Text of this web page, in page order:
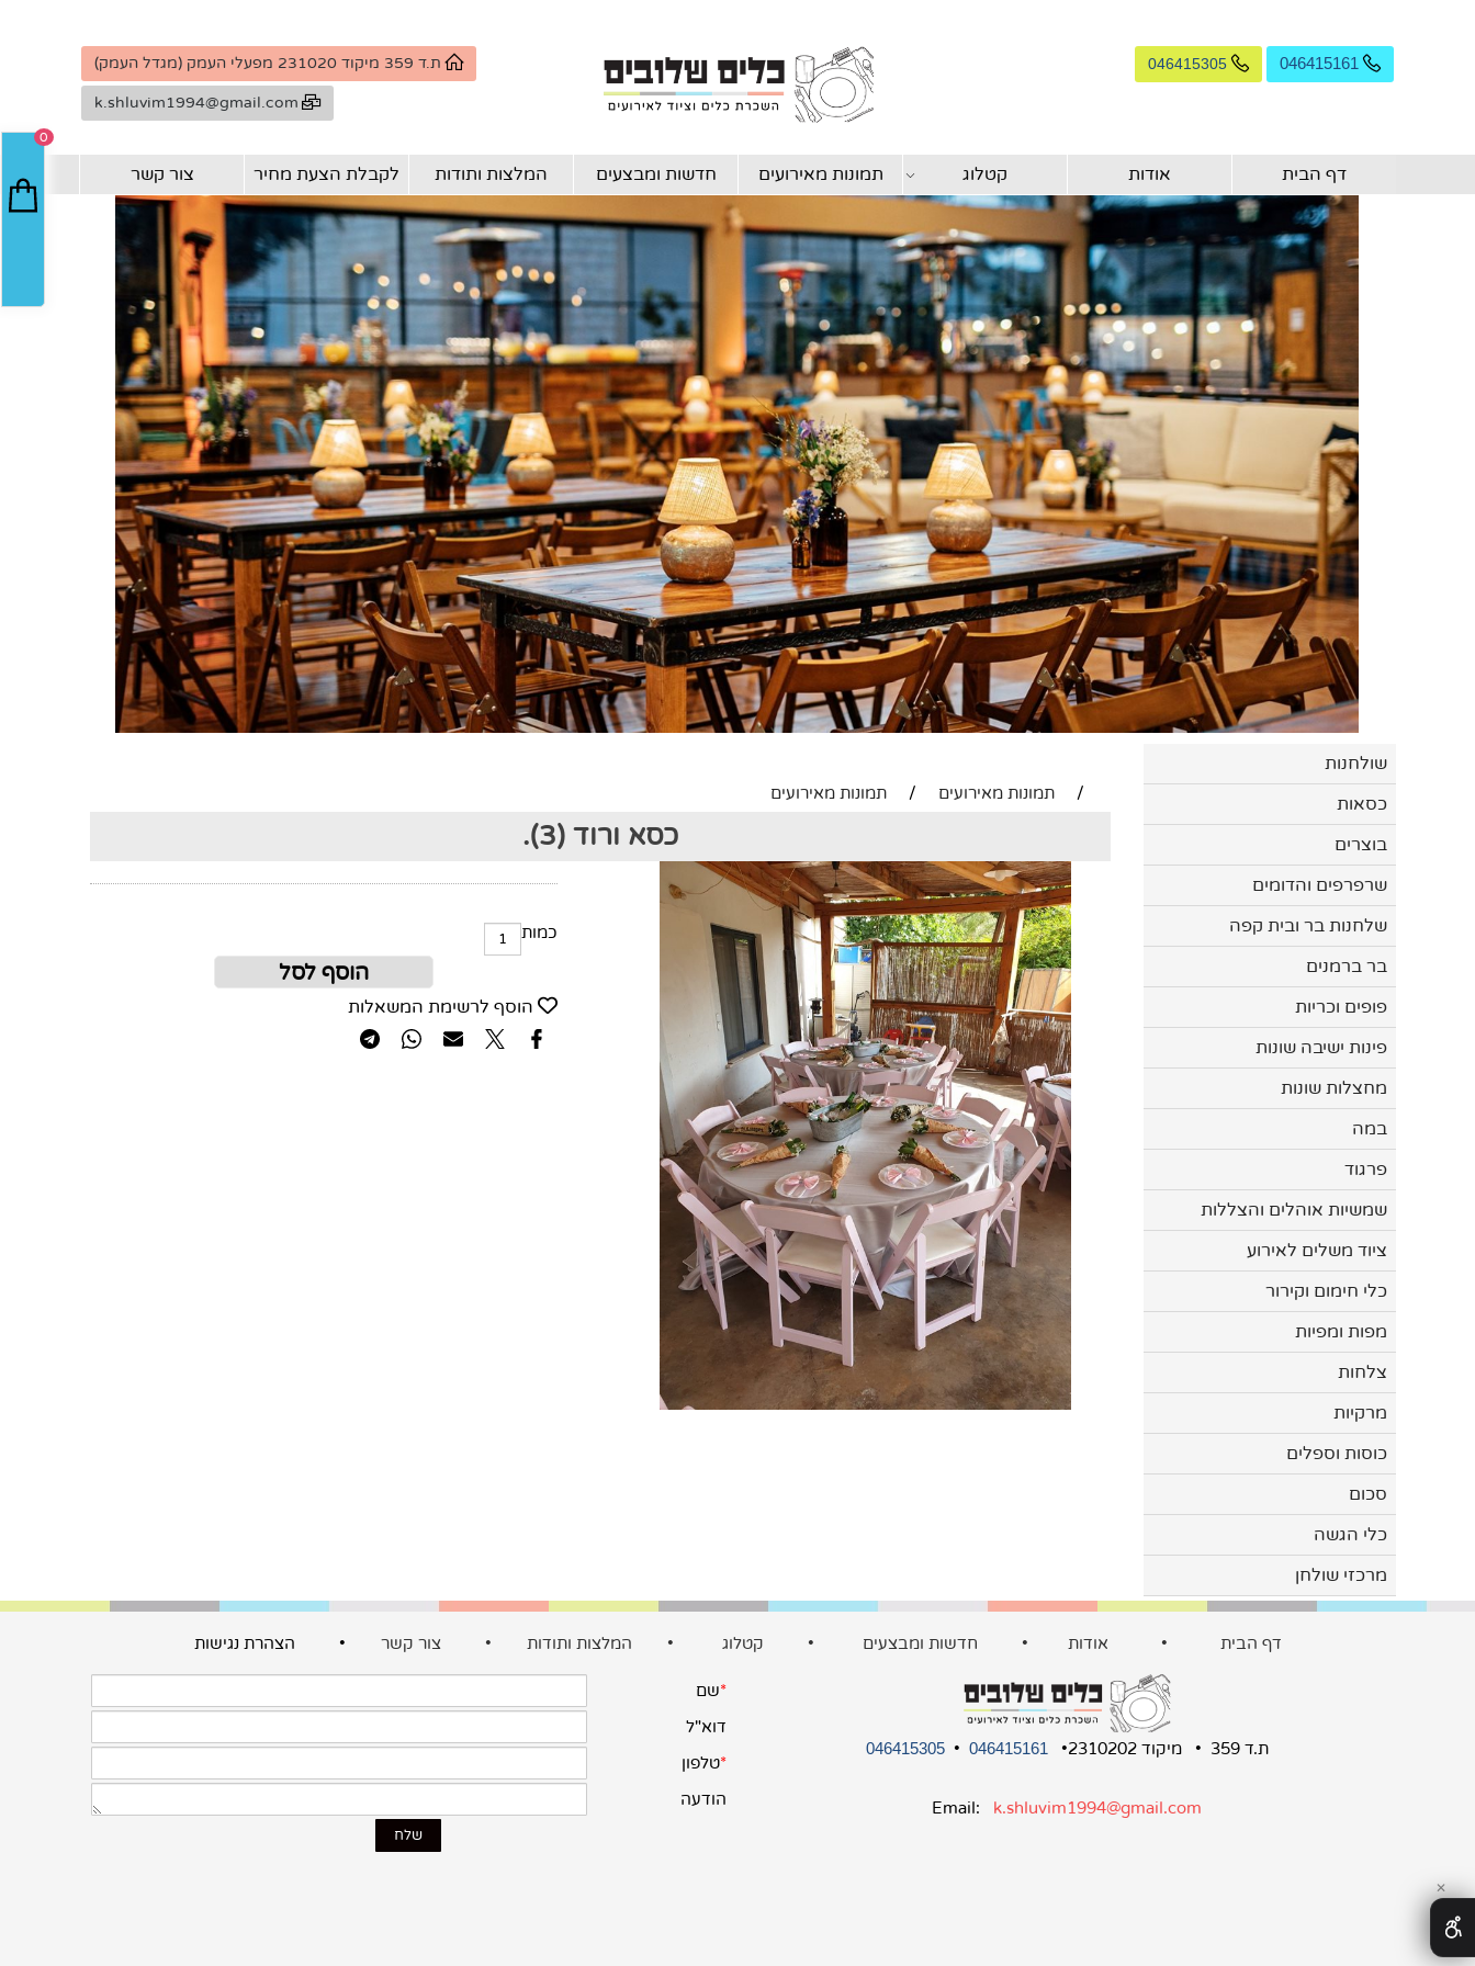
046415161
046415305 ת.ד 359 מיקוד 231020 מפעלי העמק (מגדל העמק)
k.shluvim1994@gmail.com
דף הבית אודות קטלוג תמונות מאירועים חדשות ומבצעים המלצות ותודות לקבלת הצעת מחיר צור קשר
שולחנות
כסאות
בוצרים
שרפרפים והדומים
שלחנות בר ובית קפה
בר ברמנים
פופים וכריות
פינות ישיבה שונות
מחצלות שונות
במה
פרגוד
שמשיות אוהלים והצללות
ציוד משלים לאירוע
כלי חימום וקירור
מפות ומפיות
צלחות
מרקיות
כוסות וספלים
סכום
כלי הגשה
מרכזי שולחן
/ תמונות מאירועים / תמונות מאירועים
כסא ורוד (3).
כמות
הוסף לסל
הוסף לרשימת המשאלות
0
דף הבית • אודות • חדשות ומבצעים • קטלוג • המלצות ותודות • צור קשר • הצהרת נגישות
ת.ד 359 • מיקוד 2310202• 046415161
•
046415305
Email: k.shluvim1994@gmail.com
✕